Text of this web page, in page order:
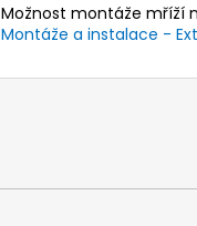
Možnost montáže mříží
Montáže a instalace -